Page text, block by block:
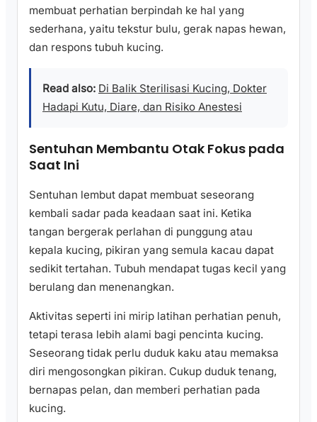
membuat perhatian berpindah ke hal yang
sederhana, yaitu tekstur bulu, gerak napas hewan,
dan respons tubuh kucing.
Read also: Di Balik Sterilisasi Kucing, Dokter
Hadapi Kutu, Diare, dan Risiko Anestesi
Sentuhan Membantu Otak Fokus pada
Saat Ini
Sentuhan lembut dapat membuat seseorang
kembali sadar pada keadaan saat ini. Ketika
tangan bergerak perlahan di punggung atau
kepala kucing, pikiran yang semula kacau dapat
sedikit tertahan. Tubuh mendapat tugas kecil yang
berulang dan menenangkan.
Aktivitas seperti ini mirip latihan perhatian penuh,
tetapi terasa lebih alami bagi pencinta kucing.
Seseorang tidak perlu duduk kaku atau memaksa
diri mengosongkan pikiran. Cukup duduk tenang,
bernapas pelan, dan memberi perhatian pada
kucing.